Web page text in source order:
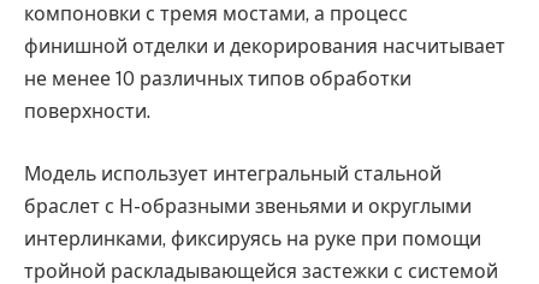
компоновки с тремя мостами, а процесс
финишной отделки и декорирования насчитывает
не менее 10 различных типов обработки
поверхности.
Модель использует интегральный стальной
браслет с Н-образными звеньями и округлыми
интерлинками, фиксируясь на руке при помощи
тройной раскладывающейся застежки с системой